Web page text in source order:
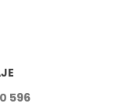
596